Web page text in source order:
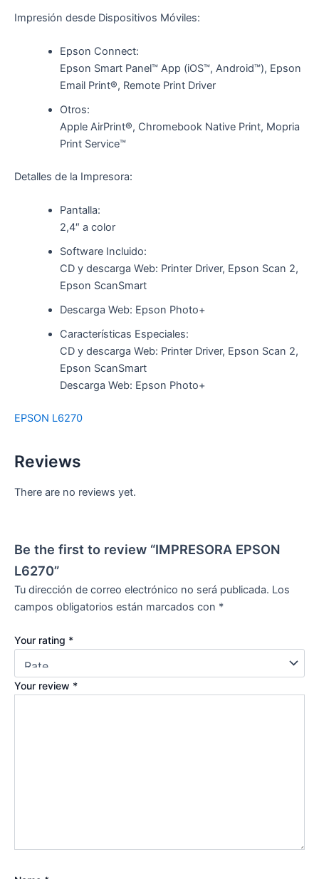
Impresión desde Dispositivos Móviles:
Epson Connect:
Epson Smart Panel™ App (iOS™, Android™), Epson
Email Print®, Remote Print Driver
Otros:
Apple AirPrint®, Chromebook Native Print, Mopria
Print Service™
Detalles de la Impresora:
Pantalla:
2,4″ a color
Software Incluido:
CD y descarga Web: Printer Driver, Epson Scan 2,
Epson ScanSmart
Descarga Web: Epson Photo+
Características Especiales:
CD y descarga Web: Printer Driver, Epson Scan 2,
Epson ScanSmart
Descarga Web: Epson Photo+
EPSON L6270
Reviews
There are no reviews yet.
Be the first to review “IMPRESORA EPSON
L6270”
Tu dirección de correo electrónico no será publicada. Los
campos obligatorios están marcados con *
Your rating *
Your review *